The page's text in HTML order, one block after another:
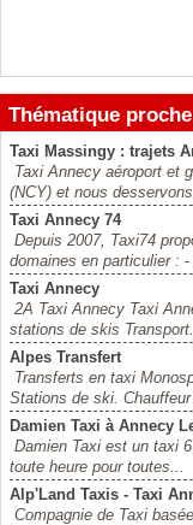
Thématique
Taxi Massingy : trajets
Taxi Annecy aéroport et
(NCY) et nous
Taxi Annecy 74
Depuis 2007, Taxi74
domaines en particulier : -
Taxi Annecy
2A Taxi Annecy Taxi
stations de skis
Alpes Transfert
Transferts en taxi
Stations de ski.
Damien Taxi à Annecy
Damien Taxi est un taxi
toute heure pour toutes...
Alp'Land Taxis - Taxi
Compagnie de Taxi